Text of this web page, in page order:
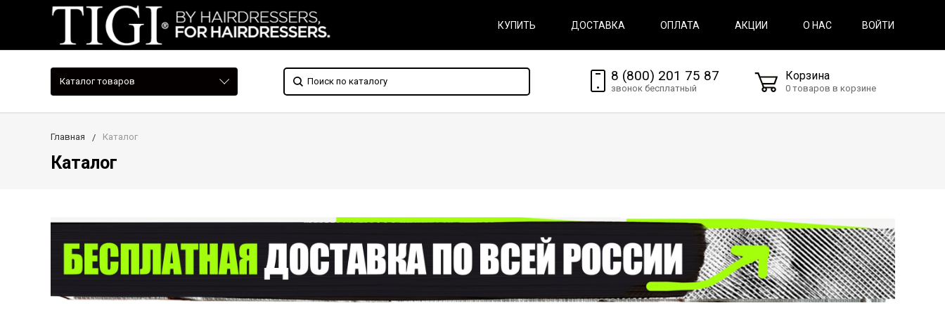
КУПИТЬ ДОСТАВКА ОПЛАТА АКЦИИ О НАС ВОЙТИ
Каталог товаров 8 (800) 201 75 87
звонок бесплатный
Корзина
0 товаров в корзине
Главная Каталог
Каталог